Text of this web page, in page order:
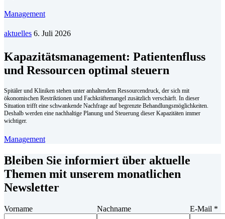
Management
aktuelles 6. Juli 2026
Kapazitätsmanagement: Patientenfluss
und Ressourcen optimal steuern
Spitäler und Kliniken stehen unter anhaltendem Ressourcendruck, der sich mit
ökonomischen Restriktionen und Fachkräftemangel zusätzlich verschärft. In dieser
Situation trifft eine schwankende Nachfrage auf begrenzte Behandlungsmöglichkeiten.
Deshalb werden eine nachhaltige Planung und Steuerung dieser Kapazitäten immer
wichtiger.
Management
Bleiben Sie informiert über aktuelle
Themen mit unserem monatlichen
Newsletter
Vorname Nachname E-Mail *